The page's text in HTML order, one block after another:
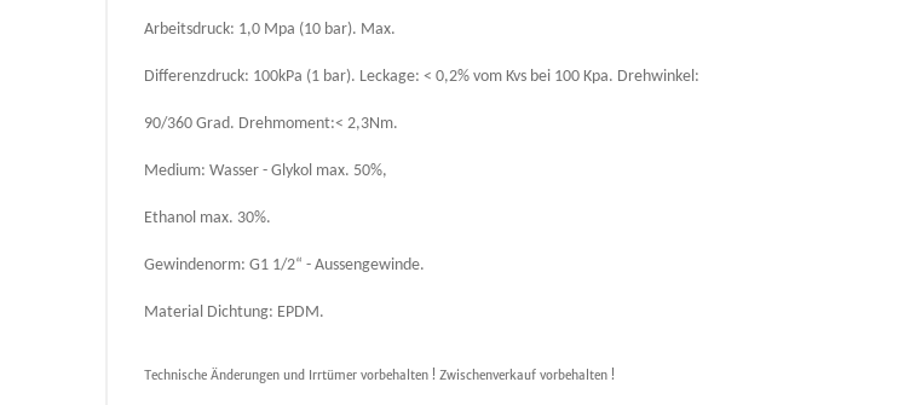
Arbeitsdruck: 1,0 Mpa (10 bar). Max.
Differenzdruck: 100kPa (1 bar). Leckage: < 0,2% vom Kvs bei 100 Kpa. Drehwinkel:
90/360 Grad. Drehmoment:< 2,3Nm.
Medium: Wasser - Glykol max. 50%,
Ethanol max. 30%.
Gewindenorm: G1 1/2“ - Aussengewinde.
Material Dichtung: EPDM.
Technische Änderungen und Irrtümer vorbehalten ! Zwischenverkauf vorbehalten !